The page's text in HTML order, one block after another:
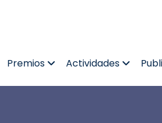
Premios Actividades